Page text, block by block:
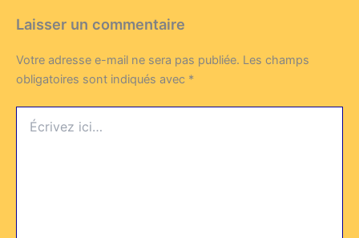
Laisser un commentaire
Votre adresse e-mail ne sera pas publiée. Les champs
obligatoires sont indiqués avec *
ici…